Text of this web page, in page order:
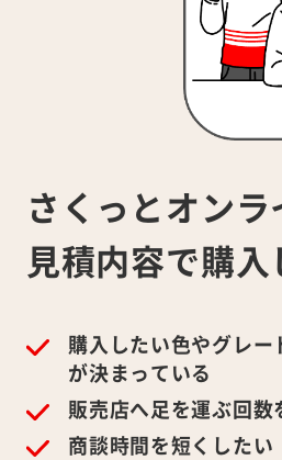
さくっとオンラ
見積内容で購入
購入したい色やグレー
が決まっている
販売店へ足を運ぶ回数
商談時間を短くしたい